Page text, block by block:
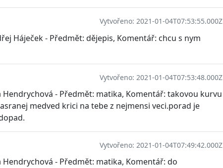
Vytvořeno: 2021-01-04T07:53:55.000Z
Háječek - Předmět: dějepis, Komentář: chcu s nym
Vytvořeno: 2021-01-04T07:53:48.000Z
Hendrychová - Předmět: matika, Komentář: takovou kurvu
medved krici na tebe z nejmensi veci.porad je
Vytvořeno: 2021-01-04T07:49:42.000Z
- Předmět: matika, Komentář: do